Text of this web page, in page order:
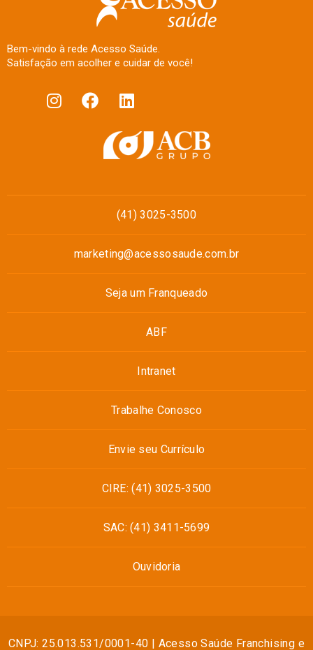
Bem-vindo à rede Acesso Saúde.
Satisfação em acolher e cuidar de você!
(41) 3025-3500
marketing@acessosaude.com.br
Seja um Franqueado
ABF
Intranet
Trabalhe Conosco
Envie seu Currículo
CIRE: (41) 3025-3500
SAC: (41) 3411-5699
Ouvidoria
CNPJ: 25.013.531/0001-40 | Acesso Saúde Franchising e